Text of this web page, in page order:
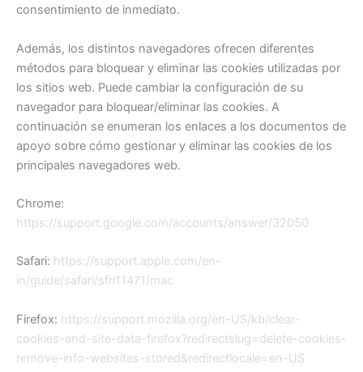
consentimiento de inmediato.
Además, los distintos navegadores ofrecen diferentes
métodos para bloquear y eliminar las cookies utilizadas por
los sitios web. Puede cambiar la configuración de su
navegador para bloquear/eliminar las cookies. A
continuación se enumeran los enlaces a los documentos de
apoyo sobre cómo gestionar y eliminar las cookies de los
principales navegadores web.
Chrome:
https://support.google.com/accounts/answer/32050
Safari: https://support.apple.com/en-
in/guide/safari/sfri11471/mac
Firefox: https://support.mozilla.org/en-US/kb/clear-
cookies-and-site-data-firefox?redirectslug=delete-cookies-
remove-info-websites-stored&redirectlocale=en-US